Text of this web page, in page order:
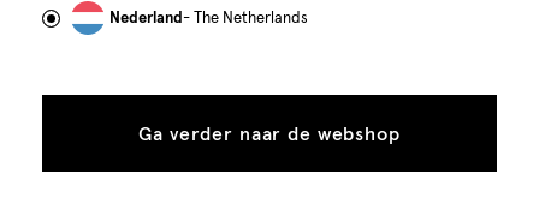
om advertenties te personaliseren...
tonen
toestaan
Nederland- The Netherlands
Ga verder naar de webshop